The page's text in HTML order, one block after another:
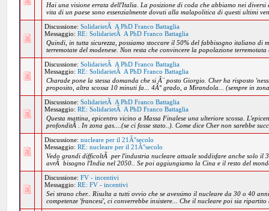
Hai una visione errata dell'Italia. La posizione di coda che abbiamo nei
vita di un paese sono essenzialmente dovuti alla malapolitica di questi ultimi
Discussione:SolidarietÃ A PhD Franco Battaglia
Messaggio:RE: SolidarietÃ A PhD Franco Battaglia
Quindi, in tutta sicurezza, possiamo stoccare il 50% del fabbisogno italiano di
terremotate del modenese. Non resta che convincere la popolazione
Discussione:SolidarietÃ A PhD Franco Battaglia
Messaggio:RE: SolidarietÃ A PhD Franco Battaglia
Charade pone la stessa domanda che si Ã¨ posto Giorgio. Cher ha risposto
proposito, altra scossa 10 minuti fa... 4Â° grado, a Mirandola... (sempre in
Discussione:SolidarietÃ A PhD Franco Battaglia
Messaggio:RE: SolidarietÃ A PhD Franco Battaglia
Questa mattina, epicentro vicino a Massa Finalese una ulteriore scossa.
profonditÃ . In zona gas....(se ci fosse stato..). Come dice Cher non sarebbe
Discussione:nucleare per il 21Â°secolo
Messaggio:RE: nucleare per il 21Â°secolo
Vedo grandi difficoltÃ per l'industria nucleare attuale soddisfare anche solo il
avrÃ bisogno l'India nel 2050.. Se poi aggiungiamo la Cina e il resto del
Discussione:FV - incentivi
Messaggio:RE: FV - incentivi
Sei strano cher.. Risulta a tutti ovvio che se avessimo il nucleare da 30 o 40
competenze 'francesi', ci converrebbe insistere... Che il nucleare poi sia